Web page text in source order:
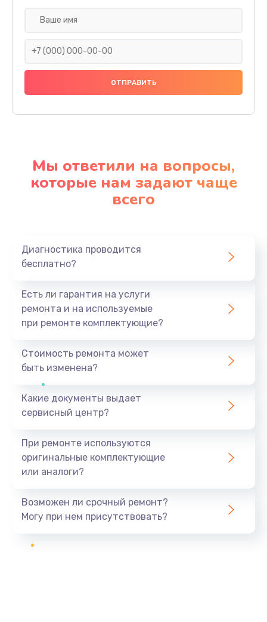
Мы ответили на вопросы,
которые нам задают чаще
всего
Диагностика проводится
бесплатно?
Есть ли гарантия на услуги
ремонта и на используемые
при ремонте комплектующие?
Стоимость ремонта может
быть изменена?
Какие документы выдает
сервисный центр?
При ремонте используются
оригинальные комплектующие
или аналоги?
Возможен ли срочный ремонт?
Могу при нем присутствовать?